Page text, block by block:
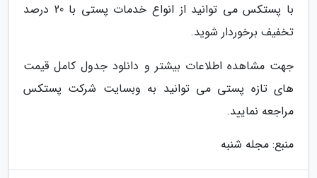
با پستکس می توانید از انواع خدمات پستی با 20 درصد
تخفیف برخوردار شوید.
جهت مشاهده اطلاعات بیشتر و دانلود جدول کامل قیمت
های تازه پستی می توانید به وبسایت شرکت پستکس
مراجعه نمایید.
منبع: مجله شنبه